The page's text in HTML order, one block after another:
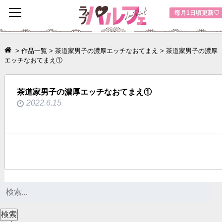
毎月1日頃更新♡
toggle
navigation
> 作品一覧 > 茶道家男子の濃厚エッチなおてまえ > 茶道家男子の濃厚
エッチなおてまえ①
茶道家男子の濃厚エッチなおてまえ①
2022.6.15